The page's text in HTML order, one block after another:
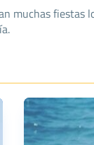
muchas fiestas